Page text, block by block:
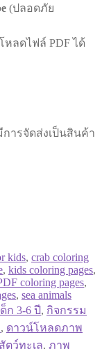
(ปลอดภัย
หลดไฟล์ PDF ได้
การจัดส่งเป็นสินค้า
kids, crab coloring
, kids coloring pages,
coloring pages,
, sea animals
ก 3-6 ปี, กิจกรรม
, ดาวน์โหลดภาพ
ตว์ทะเล, ภาพ